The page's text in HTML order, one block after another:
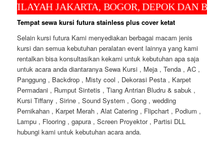
JAKARTA, BOGOR, DEPOK DAN BEKASI
Tempat sewa kursi futura stainless plus cover ketat
Selain kursi futura Kami menyediakan berbagai macam jenis
kursi dan semua kebutuhan peralatan event lainnya yang kami
rentalkan bisa konsultasikan kekami untuk kebutuhan apa saja
untuk acara anda diantaranya Sewa Kursi , Meja , Tenda , AC ,
Panggung , Backdrop , Misty cool , Dekorasi Pesta , Karpet
Permadani , Rumput Sintetis , Tiang Antrian Bludru & sabuk ,
Kursi Tiffany , Sirine , Sound System , Gong , wedding
Pernikahan , Karpet Merah , Alat Catering , Flipchart , Podium ,
Lampu , Flooring , gapura , Screen Proyektor , Partisi DLL
hubungi kami untuk kebutuhan acara anda.